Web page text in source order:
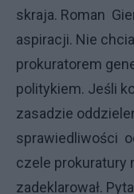
skraja. Roman
aspiracji. Nie
prokuratorem
politykiem. Jeśli
zasadzie
sprawiedliwości
czele prokuratury
zadeklarował.